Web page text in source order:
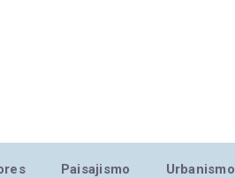
Paisajismo Urbanismo